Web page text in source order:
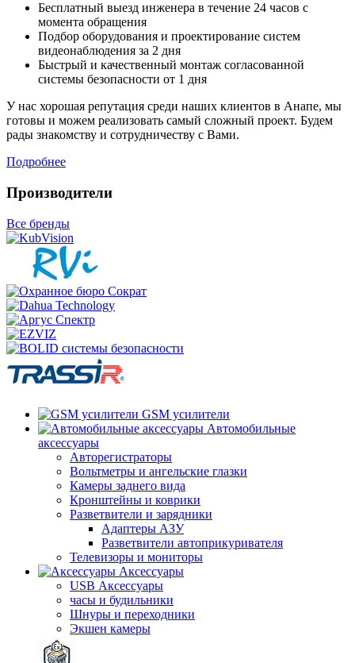
Бесплатный выезд инженера в течение 24 часов с
момента обращения
Подбор оборудования и проектирование систем
видеонаблюдения за 2 дня
Быстрый и качественный монтаж согласованной
системы безопасности от 1 дня
У нас хорошая репутация среди наших клиентов в Анапе, мы
готовы и можем реализовать самый сложный проект. Будем
рады знакомству и сотрудничеству с Вами.
Подробнее
Производители
Все бренды
GSM усилители
Автомобильные
аксессуары
Авторегистраторы
Вольтметры и ангельские глазки
Камеры заднего вида
Кронштейны и коврики
Разветвители и зарядники
Адаптеры АЗУ
Разветвители автоприкуривателя
Телевизоры и мониторы
Аксессуары
USB Аксессуары
часы и будильники
Шнуры и переходники
Экшен камеры